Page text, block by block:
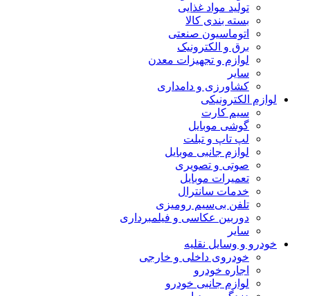
تولید مواد غذایی
بسته بندی کالا
اتوماسیون صنعتی
برق و الکترونیک
لوازم و تجهیزات معدن
سایر
کشاورزی و دامداری
لوازم الکترونیکی
سیم کارت
گوشی موبایل
لپ تاپ و تبلت
لوازم جانبی موبایل
صوتی و تصویری
تعمیرات موبایل
خدمات سانترال
تلفن بی‌سیم رومیزی
دوربین عکاسی و فیلمبرداری
سایر
خودرو و وسایل نقلیه
خودروی داخلی و خارجی
اجاره خودرو
لوازم جانبی خودرو